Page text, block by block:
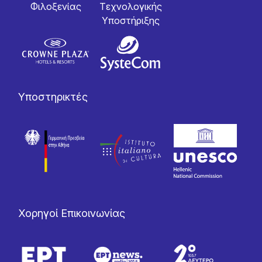
Φιλοξενίας
Tεχνολογικής
Yποστήριξης
Υποστηρικτές
Χορηγοί Επικοινωνίας